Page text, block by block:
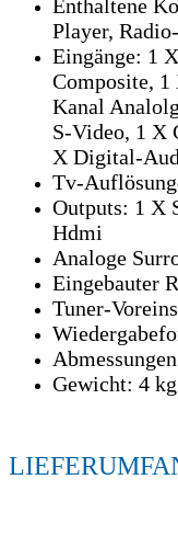
Enthaltene
Player,
Eingänge: 1
Composite,
Kanal
S-Video, 1 X
X Digital-
Tv-
Outputs: 1 X
Hdmi
Analoge
Eingebauter
Tuner-
Gewicht: 4 kg